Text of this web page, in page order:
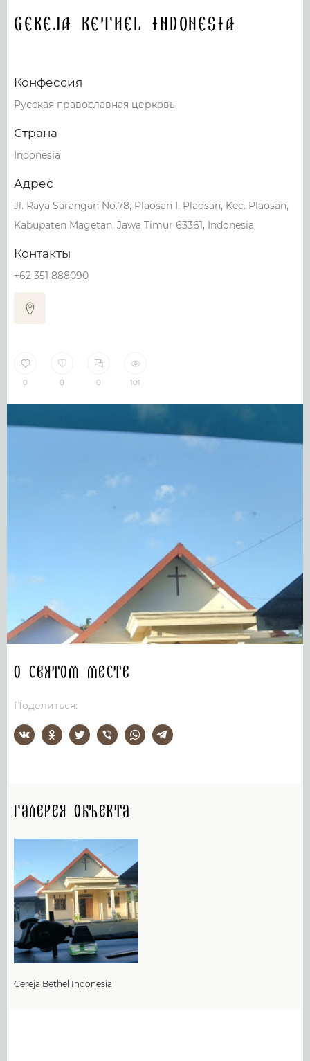
Gereja Bethel Indonesia
Конфессия
Русская православная церковь
Страна
Indonesia
Адрес
Jl. Raya Sarangan No.78, Plaosan I, Plaosan, Kec. Plaosan,
Kabupaten Magetan, Jawa Timur 63361, Indonesia
Контакты
+62 351 888090
0 0 0 101
О святом месте
Поделиться:
Галерея объекта
Gereja Bethel Indonesia